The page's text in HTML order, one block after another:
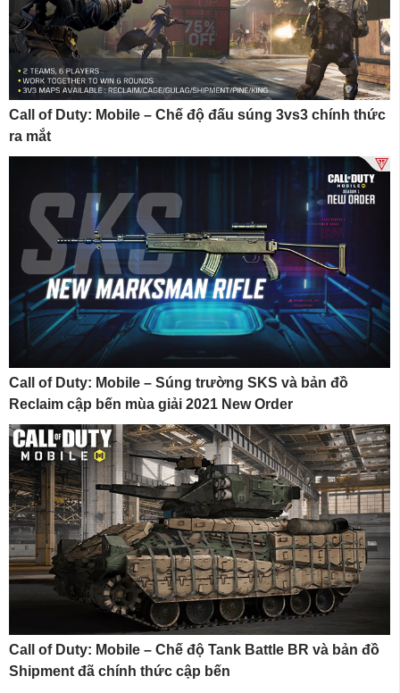
Call of Duty: Mobile – Chế độ đấu súng 3vs3 chính thức
ra mắt
Call of Duty: Mobile – Súng trường SKS và bản đồ
Reclaim cập bến mùa giải 2021 New Order
Call of Duty: Mobile – Chế độ Tank Battle BR và bản đồ
Shipment đã chính thức cập bến